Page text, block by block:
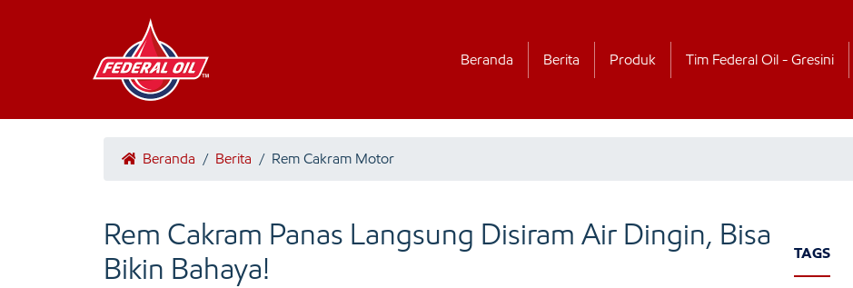
Beranda Berita Produk Tim Federal Oil - Gresini
Beranda / Berita / Rem Cakram Motor
Rem Cakram Panas Langsung Disiram Air Dingin, Bisa
Bikin Bahaya!
TAGS